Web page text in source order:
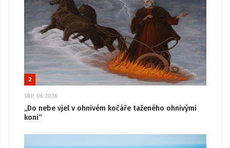
2
SRP, 06 2026
„Do nebe vjel v ohnivém kočáře taženého ohnivými
koni“